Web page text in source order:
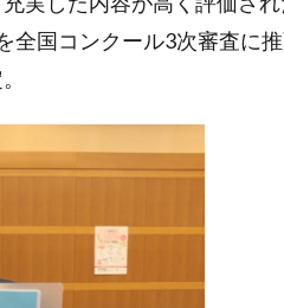
全国コンクール3次審査に